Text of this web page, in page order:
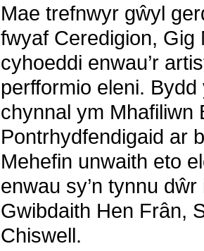
Mae trefnwyr gŵyl
fwyaf Ceredigion, Gig
cyhoeddi enwau’r
perfformio eleni.
chynnal ym Mhafiliwn
Pontrhydfendigaid ar
Mehefin unwaith eto
enwau sy’n tynnu dŵr
Gwibdaith Hen Frân,
Chiswell.